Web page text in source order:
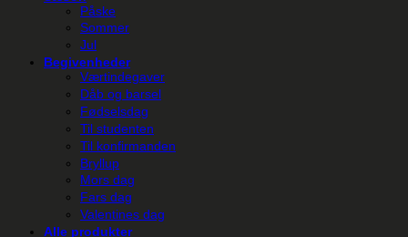
Påske
Sommer
Jul
Begivenheder
Værtindegaver
Dåb og barsel
Fødselsdag
Til studenten
Til konfirmanden
Bryllup
Mors dag
Fars dag
Valentines dag
Alle produkter